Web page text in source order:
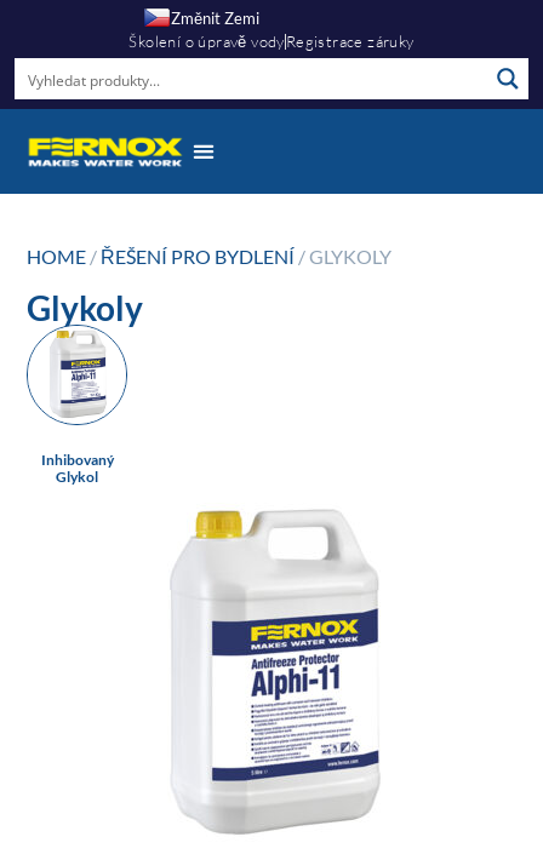
Změnit Zemi
Školení o úpravě vodyRegistrace záruky
HOME / ŘEŠENÍ PRO BYDLENÍ / GLYKOLY
Glykoly
Inhibovaný
Glykol